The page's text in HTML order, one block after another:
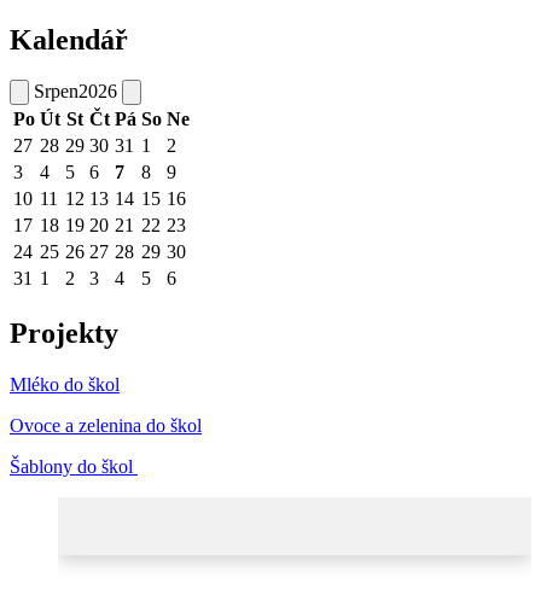
Kalendář
Srpen2026
Po Út St Čt Pá So Ne
27 28 29 30 31 1
2
3
4 5 6 7 8
9
10 11 12 13 14 15 16
17 18 19 20 21 22 23
24 25 26 27 28 29 30
31 1 2 3 4 5 6
Projekty
Mléko do škol
Ovoce a zelenina do škol
Šablony do škol